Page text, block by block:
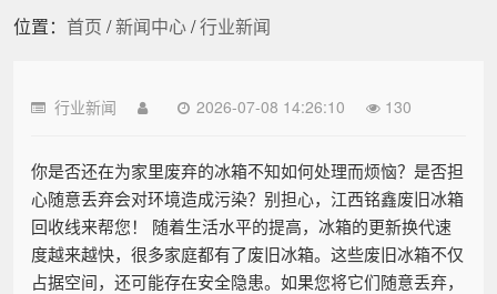
位置： 首页 /新闻中心/行业新闻
行业新闻 2026-07-08 14:26:10 130
你是否还在为家里废弃的冰箱不知如何处理而烦恼？是否担
心随意丢弃会对环境造成污染？别担心，江西铭鑫废旧冰箱
回收线来帮您！ 随着生活水平的提高，冰箱的更新换代速
度越来越快，很多家庭都有了废旧冰箱。这些废旧冰箱不仅
占据空间，还可能存在安全隐患。如果您将它们随意丢弃，